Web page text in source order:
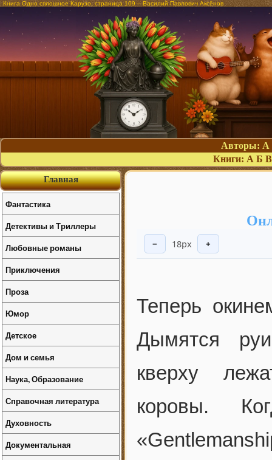
Книга Одно сплошное Карузо, страница 109 – Василий Павлович Аксёнов
Авторы: А
Книги: А Б В
− 18px +
Теперь
Дымятся
кверху
коровы.
Главная
Фантастика
Детективы и Триллеры
Любовные романы
Приключения
Проза
Юмор
Детское
Дом и семья
Наука, Образование
Справочная литература
Духовность
Документальная